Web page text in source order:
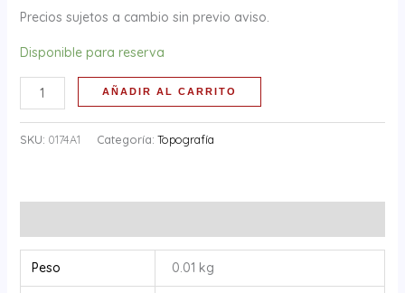
Precios sujetos a cambio sin previo aviso.
Disponible para reserva
AÑADIR AL CARRITO
SKU: 0174A1 Categoría: Topografía
Peso 0.01 kg